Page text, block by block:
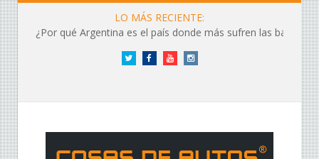
LO MÁS RECIENTE:
¿Por qué Argentina es el país donde más sufren las baterías?
Twitter FacebookYouTubeInstagram